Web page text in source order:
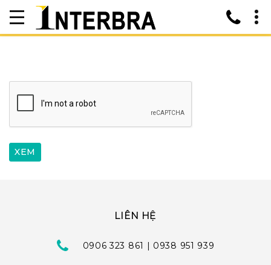
LIÊN HỆ
0906 323 861 | 0938 951 939